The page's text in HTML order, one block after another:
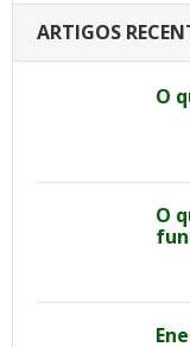
ARTIGOS
O
O